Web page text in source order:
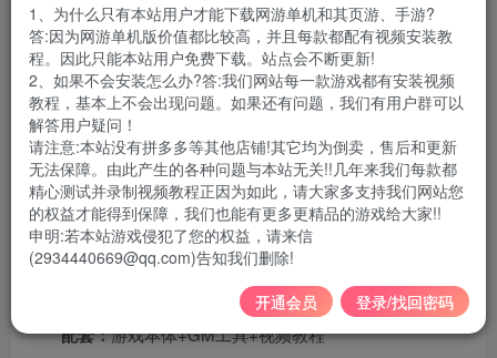
游戏大小：解压前20G左右；解压后35G左右，需要
55G左右空闲空间
支持系统：win7/10/11 64位系统
配置要求:四核四线程及以上CPU，最好固态硬盘运行，
配套：游戏本体+GM工具+视频教程
1、为什么只有本站用户才能下载网游单机和其页游、手游?
答:因为网游单机版价值都比较高，并且每款都配有视频安装教
程。因此只能本站用户免费下载。站点会不断更新!
2、如果不会安装怎么办?答:我们网站每一款游戏都有安装视频
教程，基本上不会出现问题。如果还有问题，我们有用户群可以
解答用户疑问！
请注意:本站没有拼多多等其他店铺!其它均为倒卖，售后和更新
无法保障。由此产生的各种问题与本站无关!!几年来我们每款都
精心测试并录制视频教程正因为如此，请大家多支持我们网站您
的权益才能得到保障，我们也能有更多更精品的游戏给大家!!
申明:若本站游戏侵犯了您的权益，请来信
(2934440669@qq.com)告知我们删除!
开通会员 登录/找回密码